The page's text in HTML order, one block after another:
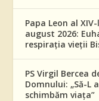
Papa Leon al
august 2026:
respirația vieții
PS Virgil Bercea
Domnului: „Să-L
schimbăm viața”